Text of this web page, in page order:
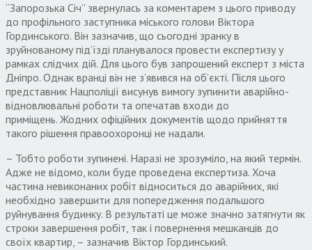
“Запорозька Січ” звернулась за коментарем з цього приводу
до профільного заступника міського голови Віктора
Гординського. Він зазначив, що сьогодні зранку в
зруйнованому під’їзді планувалося провести експертизу у
рамках слідчих дій. Для цього був запрошений експерт з міста
Дніпро. Однак вранці він не з’явився на об’єкті. Після цього
представник Нацполіції висунув вимогу зупинити аварійно-
відновлювальні роботи та опечатав входи до
приміщень. Жодних офіційних документів щодо прийняття
такого рішення правоохоронці не надали.
– Тобто роботи зупинені. Наразі не зрозуміло, на який термін.
Адже не відомо, коли буде проведена експертиза. Хоча
частина невиконаних робіт відноситься до аварійних, які
необхідно завершити для попередження подальшого
руйнування будинку. В результаті це може значно затягнути як
строки завершення робіт, так і повернення мешканців до
своїх квартир, – зазначив Віктор Гординський.